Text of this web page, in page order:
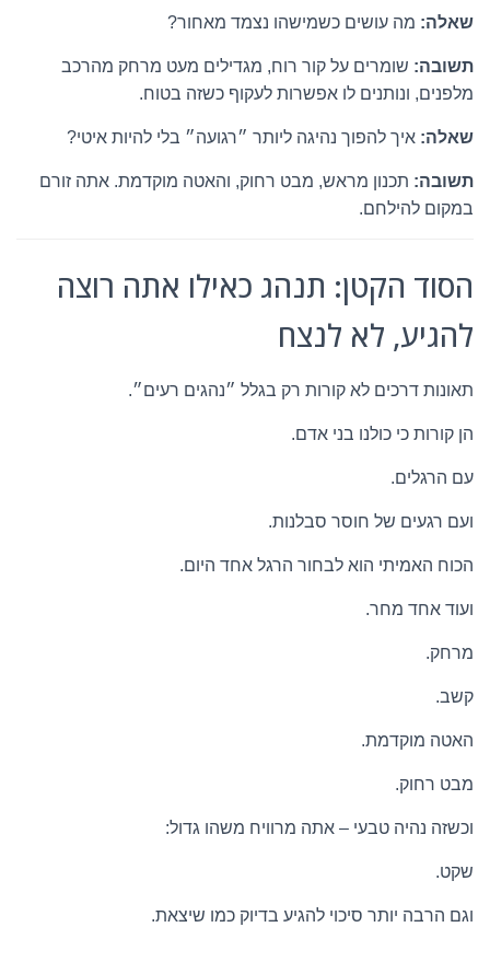
שאלה: מה עושים כשמישהו נצמד מאחור?
תשובה: שומרים על קור רוח, מגדילים מעט מרחק מהרכב
מלפנים, ונותנים לו אפשרות לעקוף כשזה בטוח.
שאלה: איך להפוך נהיגה ליותר ״רגועה״ בלי להיות איטי?
תשובה: תכנון מראש, מבט רחוק, והאטה מוקדמת. אתה זורם
במקום להילחם.
הסוד הקטן: תנהג כאילו אתה רוצה
להגיע, לא לנצח
תאונות דרכים לא קורות רק בגלל ״נהגים רעים״.
הן קורות כי כולנו בני אדם.
עם הרגלים.
ועם רגעים של חוסר סבלנות.
הכוח האמיתי הוא לבחור הרגל אחד היום.
ועוד אחד מחר.
מרחק.
קשב.
האטה מוקדמת.
מבט רחוק.
וכשזה נהיה טבעי – אתה מרוויח משהו גדול:
שקט.
וגם הרבה יותר סיכוי להגיע בדיוק כמו שיצאת.